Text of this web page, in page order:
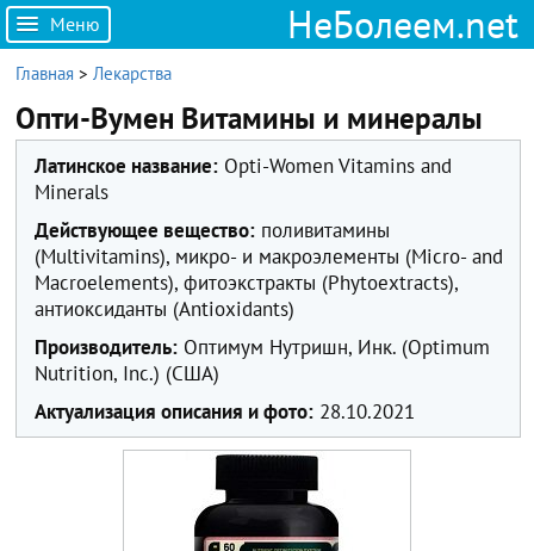
Меню НеБолеем.net
Главная >Лекарства
Опти-Вумен Витамины и минералы
Латинское название: Opti-Women Vitamins and
Minerals
Действующее вещество: поливитамины
(Multivitamins), микро- и макроэлементы (Micro- and
Macroelements), фитоэкстракты (Phytoextracts),
антиоксиданты (Antioxidants)
Производитель: Оптимум Нутришн, Инк. (Optimum
Nutrition, Inc.) (США)
Актуализация описания и фото: 28.10.2021